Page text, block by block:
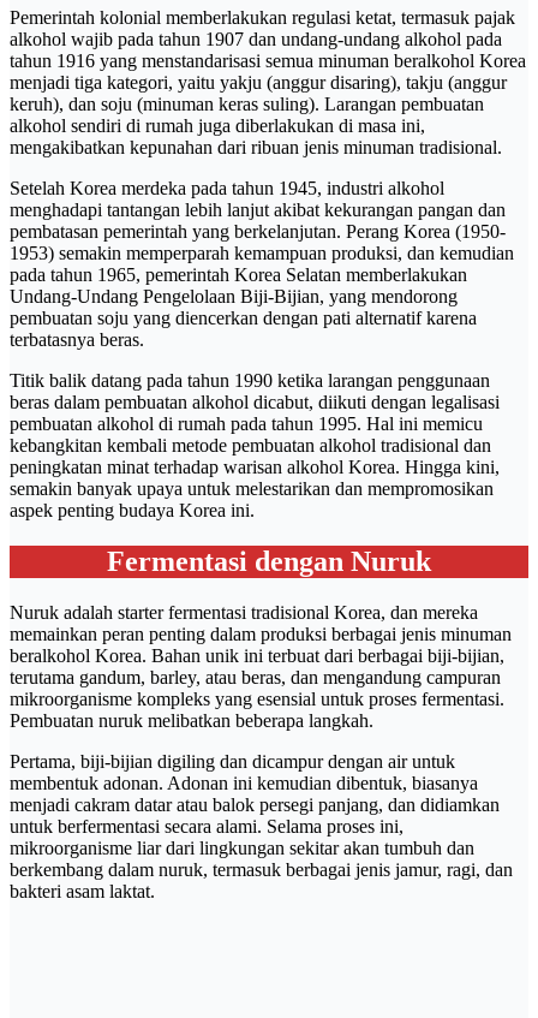
Pemerintah kolonial memberlakukan regulasi ketat, termasuk pajak
alkohol wajib pada tahun 1907 dan undang-undang alkohol pada
tahun 1916 yang menstandarisasi semua minuman beralkohol Korea
menjadi tiga kategori, yaitu yakju (anggur disaring), takju (anggur
keruh), dan soju (minuman keras suling). Larangan pembuatan
alkohol sendiri di rumah juga diberlakukan di masa ini,
mengakibatkan kepunahan dari ribuan jenis minuman tradisional.
Setelah Korea merdeka pada tahun 1945, industri alkohol
menghadapi tantangan lebih lanjut akibat kekurangan pangan dan
pembatasan pemerintah yang berkelanjutan. Perang Korea (1950-
1953) semakin memperparah kemampuan produksi, dan kemudian
pada tahun 1965, pemerintah Korea Selatan memberlakukan
Undang-Undang Pengelolaan Biji-Bijian, yang mendorong
pembuatan soju yang diencerkan dengan pati alternatif karena
terbatasnya beras.
Titik balik datang pada tahun 1990 ketika larangan penggunaan
beras dalam pembuatan alkohol dicabut, diikuti dengan legalisasi
pembuatan alkohol di rumah pada tahun 1995. Hal ini memicu
kebangkitan kembali metode pembuatan alkohol tradisional dan
peningkatan minat terhadap warisan alkohol Korea. Hingga kini,
semakin banyak upaya untuk melestarikan dan mempromosikan
aspek penting budaya Korea ini.
Fermentasi dengan Nuruk
Nuruk adalah starter fermentasi tradisional Korea, dan mereka
memainkan peran penting dalam produksi berbagai jenis minuman
beralkohol Korea. Bahan unik ini terbuat dari berbagai biji-bijian,
terutama gandum, barley, atau beras, dan mengandung campuran
mikroorganisme kompleks yang esensial untuk proses fermentasi.
Pembuatan nuruk melibatkan beberapa langkah.
Pertama, biji-bijian digiling dan dicampur dengan air untuk
membentuk adonan. Adonan ini kemudian dibentuk, biasanya
menjadi cakram datar atau balok persegi panjang, dan didiamkan
untuk berfermentasi secara alami. Selama proses ini,
mikroorganisme liar dari lingkungan sekitar akan tumbuh dan
berkembang dalam nuruk, termasuk berbagai jenis jamur, ragi, dan
bakteri asam laktat.